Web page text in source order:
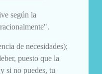
según la
de necesidades);
puesto que la
si no puedes, tu